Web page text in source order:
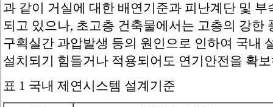
과 같이 거실에 대한 배연기준과 피난계단 및
되고 있으나, 초고층 건축물에서는 고층의 강한
구획실간 과압발생 등의 원인으로 인하여 국내
설치되기 힘들거나 적용되어도 연기안전을 확
표 1 국내 제연시스템 설계기준